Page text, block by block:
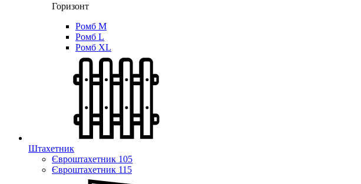
Горизонт
Ромб M
Ромб L
Ромб XL
Штахетник
Євроштахетник 105
Євроштахетник 115